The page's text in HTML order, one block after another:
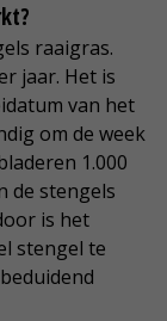
raaigras.
jaar. Het is
van het
om de week
1.000
de stengels
is het
stengel te